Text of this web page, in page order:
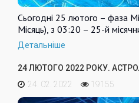
Сьогодні 25 лютого – фаза
Місяць), з 03:20 – 25-й
Детальніше
24 ЛЮТОГО 2022 РОКУ.
24. 02. 2022
19155